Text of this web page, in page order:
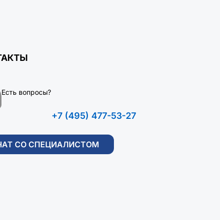
Есть вопросы?
+7 (495) 477-53-27
СО СПЕЦИАЛИСТОМ